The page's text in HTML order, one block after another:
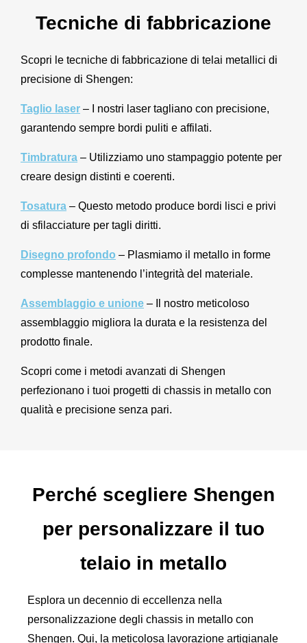
Tecniche di fabbricazione
Scopri le tecniche di fabbricazione di telai metallici di
precisione di Shengen:
Taglio laser – I nostri laser tagliano con precisione,
garantendo sempre bordi puliti e affilati.
Timbratura – Utilizziamo uno stampaggio potente per
creare design distinti e coerenti.
Tosatura – Questo metodo produce bordi lisci e privi
di sfilacciature per tagli diritti.
Disegno profondo – Plasmiamo il metallo in forme
complesse mantenendo l’integrità del materiale.
Assemblaggio e unione – Il nostro meticoloso
assemblaggio migliora la durata e la resistenza del
prodotto finale.
Scopri come i metodi avanzati di Shengen
perfezionano i tuoi progetti di chassis in metallo con
qualità e precisione senza pari.
Perché scegliere Shengen
per personalizzare il tuo
telaio in metallo
Esplora un decennio di eccellenza nella
personalizzazione degli chassis in metallo con
Shengen. Qui, la meticolosa lavorazione artigianale